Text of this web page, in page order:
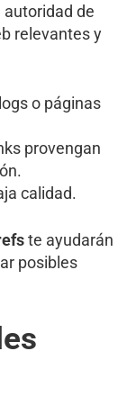
de
relevantes y
o páginas
provengan
calidad.
te ayudarán
posibles